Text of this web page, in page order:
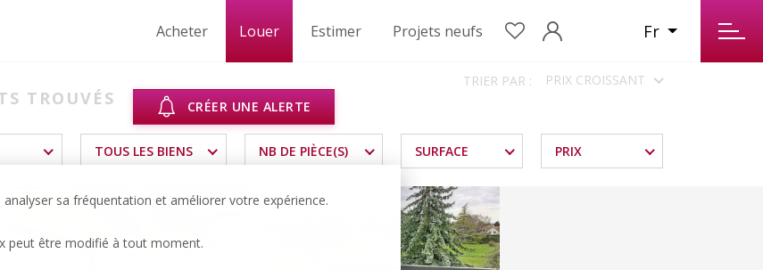
sa fréquentation et améliorer votre expérience.
peut être modifié à tout moment.
Acheter Louer Estimer Projets neufs Fr
TROUVÉS CRÉER UNE ALERTE
TRIER PAR : PRIX CROISSANT
TOUS LES BIENS NB DE PIÈCE(S) SURFACE PRIX